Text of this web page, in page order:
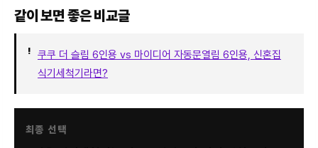
같이 보면 좋은 비교글
쿠쿠 더 슬림 6인용 vs 마이디어 자동문열림 6인용, 신혼집
식기세척기라면?
최종 선택